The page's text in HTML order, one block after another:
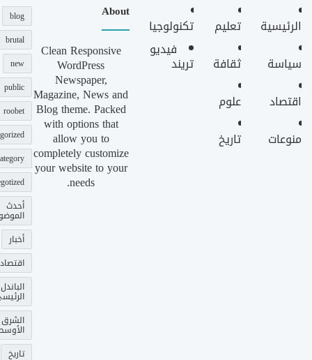
الرئيسية
سياسة
اقتصاد
منوعات
تعليم
ثقافة
علوم
تاريخ
تكنولوجيا
فيديو
تريند
About
Clean Responsive
WordPress
Newspaper,
Magazine, News and
Blog theme. Packed
with options that
allow you to
completely customize
your website to your
needs.
blog
brutal
new
public
roobet
أحدث
أخبار
اقتصاد
الباندل
الشرق
تاريخ